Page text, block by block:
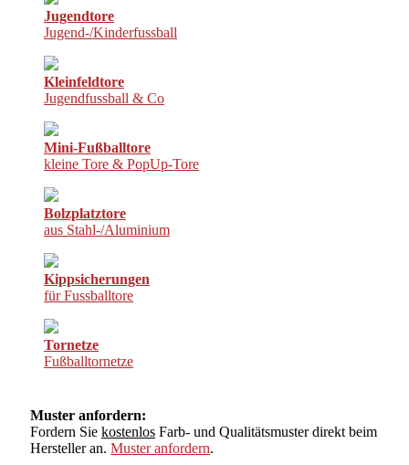
Jugendtore
Jugend-/Kinderfussball
Kleinfeldtore
Jugendfussball & Co
Mini-Fußballtore
kleine Tore & PopUp-Tore
Bolzplatztore
aus Stahl-/Aluminium
Kippsicherungen
für Fussballtore
Tornetze
Fußballtornetze
Muster anfordern:
Fordern Sie kostenlos Farb- und Qualitätsmuster direkt beim
Hersteller an. Muster anfordern.